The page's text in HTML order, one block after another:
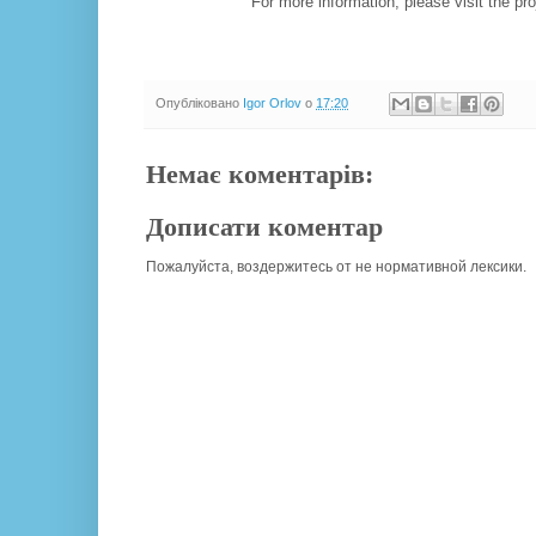
Опубліковано Igor Orlov о 17:20
Немає коментарів:
Дописати коментар
Пожалуйста, воздержитесь от не нормативной лексики.